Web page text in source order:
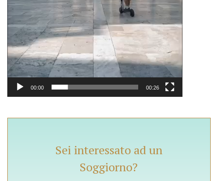
00:00 00:26
Sei interessato ad un
Soggiorno?